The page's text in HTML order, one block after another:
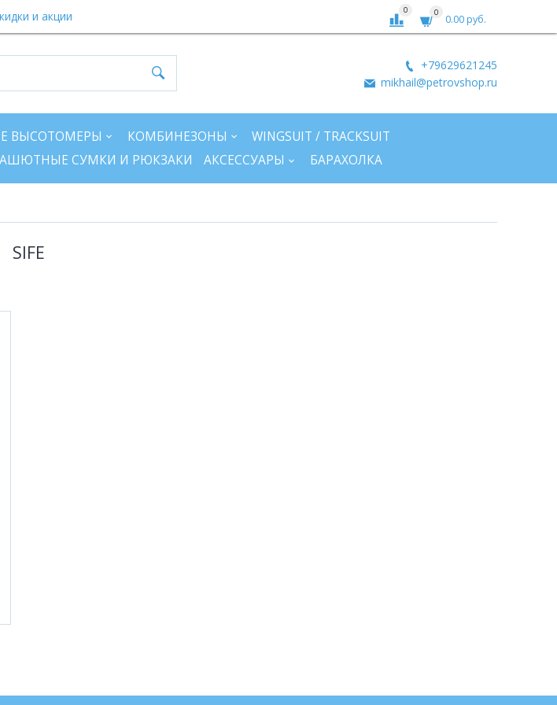
и акции 0 0
0.00 руб.
+79629621245
mikhail@petrovshop.ru
ВЫСОТОМЕРЫ КОМБИНЕЗОНЫ
WINGSUIT / TRACKSUIT
СУМКИ И РЮКЗАКИ АКСЕССУАРЫ БАРАХОЛКА
SIFE